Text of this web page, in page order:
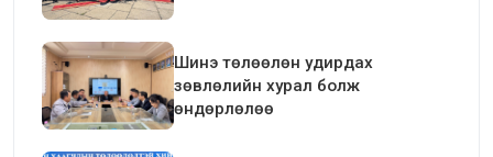
Шинэ төлөөлөн удирдах
зөвлөлийн хурал болж
өндөрлөлөө